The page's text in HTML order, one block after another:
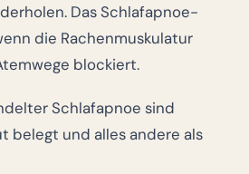
Das Schlafapnoe-
die Rachenmuskulatur
blockiert.
Schlafapnoe sind
belegt und alles andere als